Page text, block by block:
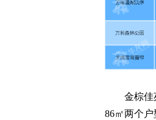
金棕佳
86㎡两个